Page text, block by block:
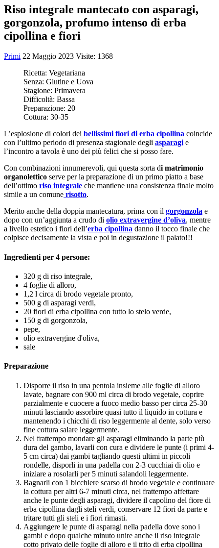
Riso integrale mantecato con asparagi,
gorgonzola, profumo intenso di erba
cipollina e fiori
Primi 22 Maggio 2023 Visite: 1368
Ricetta: Vegetariana
Senza: Glutine e Uova
Stagione: Primavera
Difficoltà: Bassa
Preparazione: 20
Cottura: 30-35
L’esplosione di colori dei bellissimi fiori di erba cipollina coincide
con l’ultimo periodo di presenza stagionale degli asparagie
l’incontro a tavola è uno dei più felici che si posso fare.
Con combinazioni innumerevoli, qui questa sorta di matrimonio
organolettico serve per la preparazione di un primo piatto a base
dell’ottimo riso integrale che mantiene una consistenza finale molto
simile a un comune risotto.
Merito anche della doppia mantecatura, prima con il gorgonzola e
dopo con un’aggiunta a crudo di olio extravergine d’oliva, mentre
a livello estetico i fiori dell’erba cipollina danno il tocco finale che
colpisce decisamente la vista e poi in degustazione il palato!!!
Ingredienti per 4 persone:
320 g di riso integrale,
4 foglie di alloro,
1,2 l circa di brodo vegetale pronto,
500 g di asparagi verdi,
20 fiori di erba cipollina con tutto lo stelo verde,
150 g di gorgonzola,
pepe,
olio extravergine d'oliva,
sale
Preparazione
Disporre il riso in una pentola insieme alle foglie di alloro
lavate, bagnare con 900 ml circa di brodo vegetale, coprire
parzialmente e cuocere a fuoco medio basso per circa 25-30
minuti lasciando assorbire quasi tutto il liquido in cottura e
mantenendo i chicchi di riso leggermente al dente, solo verso
fine cottura salare leggermente.
Nel frattempo mondare gli asparagi eliminando la parte più
dura del gambo, lavarli con cura e dividere le punte (i primi 4-
5 cm circa) dai gambi tagliando questi ultimi in piccoli
rondelle, disporli in una padella con 2-3 cucchiai di olio e
iniziare a rosolarli per 5 minuti salandoli leggermente.
Bagnarli con 1 bicchiere scarso di brodo vegetale e continuare
la cottura per altri 6-7 minuti circa, nel frattempo affettare
anche le punte degli asparagi, dividere il capolino del fiore di
erba cipollina dagli steli verdi, conservare 12 fiori da parte e
tritare tutti gli steli e i fiori rimasti.
Aggiungere le punte di asparagi nella padella dove sono i
gambi e dopo qualche minuto unire anche il riso integrale
cotto privato delle foglie di alloro e il trito di erba cipollina